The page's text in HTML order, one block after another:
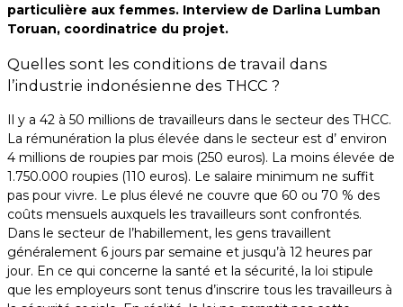
particulière aux femmes. Interview de Darlina Lumban
Toruan, coordinatrice du projet.
Quelles sont les conditions de travail dans
l’industrie indonésienne des THCC ?
Il y a 42 à 50 millions de travailleurs dans le secteur des THCC.
La rémunération la plus élevée dans le secteur est d’ environ
4 millions de roupies par mois (250 euros). La moins élevée de
1.750.000 roupies (110 euros). Le salaire minimum ne suffit
pas pour vivre. Le plus élevé ne couvre que 60 ou 70 % des
coûts mensuels auxquels les travailleurs sont confrontés.
Dans le secteur de l’habillement, les gens travaillent
généralement 6 jours par semaine et jusqu’à 12 heures par
jour. En ce qui concerne la santé et la sécurité, la loi stipule
que les employeurs sont tenus d’inscrire tous les travailleurs à